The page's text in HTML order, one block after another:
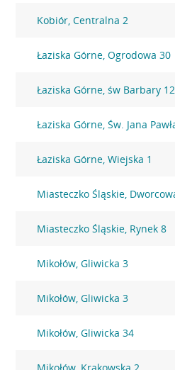
Kobiór, Centralna 2
Łaziska Górne, Ogrodowa 30
Łaziska Górne, św Barbary 12
Łaziska Górne, Św. Jana
Łaziska Górne, Wiejska 1
Miasteczko Śląskie,
Miasteczko Śląskie, Rynek 8
Mikołów, Gliwicka 3
Mikołów, Gliwicka 3
Mikołów, Gliwicka 34